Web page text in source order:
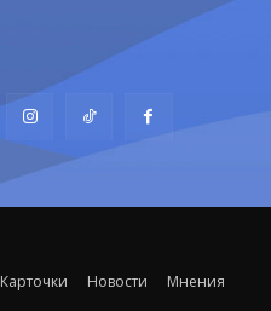
Карточки Новости Мнения